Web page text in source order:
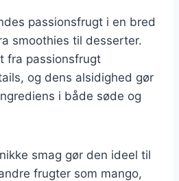
passionsfrugt i en bred
smoothies til desserter.
fra passionsfrugt
og dens alsidighed gør
i både søde og
smag gør den ideel til
frugter som mango,